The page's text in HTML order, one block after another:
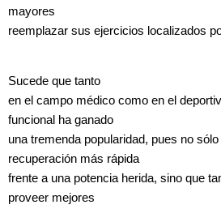
mayores
reemplazar sus ejercicios localizados
Sucede que tanto
en el campo médico como en el
funcional ha ganado
una tremenda popularidad, pues no
recuperación más rápida
frente a una potencia herida, sino que
proveer mejores